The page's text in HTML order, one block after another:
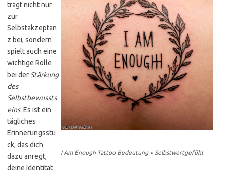
I Am Enough Tattoo Bedeutung » Selbstwertgefühl
trägt nicht nur
zur
Selbstakzeptan
z bei, sondern
spielt auch eine
wichtige Rolle
bei derStärkung
des
Selbstbewussts
eins. Es ist ein
tägliches
Erinnerungsstü
ck, das dich
dazu anregt,
deine Identität